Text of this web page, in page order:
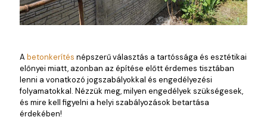
A betonkerítés népszerű választás a tartóssága és esztétikai
előnyei miatt, azonban az építése előtt érdemes tisztában
lenni a vonatkozó jogszabályokkal és engedélyezési
folyamatokkal. Nézzük meg, milyen engedélyek szükségesek,
és mire kell figyelni a helyi szabályozások betartása
érdekében!